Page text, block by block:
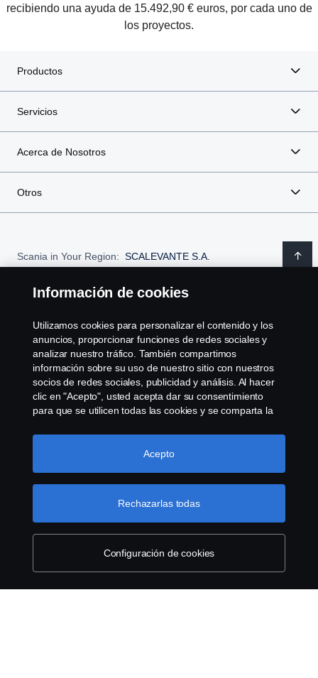
recibiendo una ayuda de 15.492,90 € euros, por cada uno de
los proyectos.
Productos
Servicios
Acerca de Nosotros
Otros
Scania in Your Region: SCALEVANTE S.A.
Aviso Legal
Declaración de Privacidad
WHISTLEBLOWING
Política de cookies
Cookie settings
© Copyright Scania 2022 All rights reserved. Scania
Información de cookies
Utilizamos cookies para personalizar el contenido y los
anuncios, proporcionar funciones de redes sociales y
analizar nuestro tráfico. También compartimos
información sobre su uso de nuestro sitio con nuestros
socios de redes sociales, publicidad y análisis. Al hacer
clic en "Acepto", usted acepta dar su consentimiento
para que se utilicen todas las cookies y se comparta la
haciendo clic en "Configuración de cookies" y
seleccionando las categorías que desea aceptar. Para
Más información sobre su privacidad
Configuración de cookies
Rechazarlas todas
Acepto